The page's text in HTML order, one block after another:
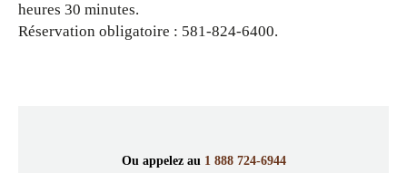
heures 30 minutes.
Réservation obligatoire : 581-824-6400.
Ou appelez au 1 888 724-6944